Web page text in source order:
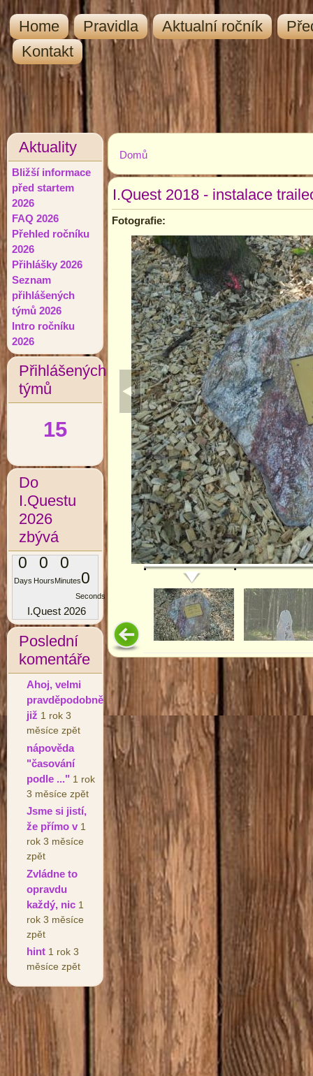
Home Pravidla Aktualní ročník
Kontakt
Aktuality
Bližší informace
před startem
2026
FAQ 2026
Přehled ročníku
2026
Přihlášky 2026
Seznam
přihlášených
týmů 2026
Intro ročníku
2026
Přihlášených
týmů
15
Do
I.Questu
2026
zbývá
0
Days
0
Hours
0
Minutes0
Seconds
I.Quest 2026
Poslední
komentáře
Ahoj, velmi
pravděpodobně
již 1 rok 3
měsíce zpět
nápověda
"časování
podle ..." 1 rok
3 měsíce zpět
Jsme si jistí,
že přímo v 1
rok 3 měsíce
zpět
Zvládne to
opravdu
každý, nic 1
rok 3 měsíce
zpět
hint 1 rok 3
měsíce zpět
Jste zde
Domů
I.Quest 2018 - instalace
Fotografie: